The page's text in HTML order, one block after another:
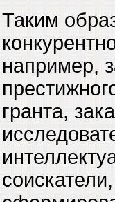
Таким
например,
гранта,